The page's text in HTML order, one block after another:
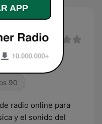
90
radio online para
y el sonido del
APP